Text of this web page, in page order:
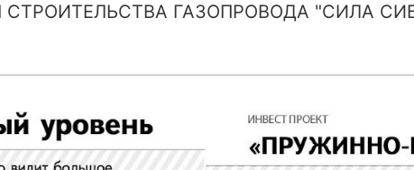
СТРОИТЕЛЬСТВА ГАЗОПРОВОДА "СИЛА